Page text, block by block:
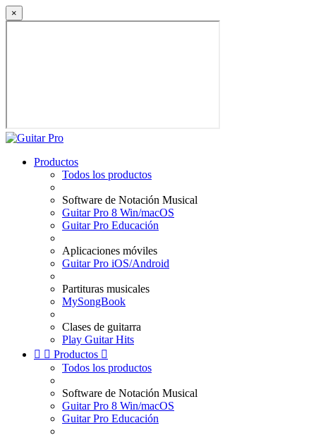
×
Productos
Todos los productos
Software de Notación Musical
Guitar Pro 8 Win/macOS
Guitar Pro Educación
Aplicaciones móviles
Guitar Pro iOS/Android
Partituras musicales
MySongBook
Clases de guitarra
Play Guitar Hits
  Productos 
Todos los productos
Software de Notación Musical
Guitar Pro 8 Win/macOS
Guitar Pro Educación